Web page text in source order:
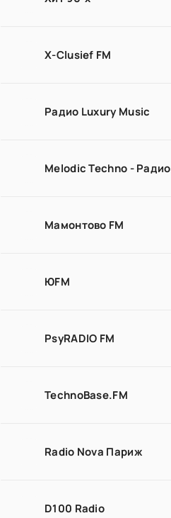
X-Clusief FM
Радио Luxury Music
Melodic Techno -
Мамонтово FM
ЮFM
PsyRADIO FM
TechnoBase.FM
Radio Nova Париж
D100 Radio